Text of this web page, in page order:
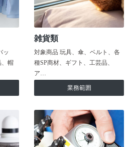
ッ
、帽
雑貨類
対象商品 玩具、傘、ベルト、各
種SP商材、ギフト、工芸品、
ア…
業務範囲